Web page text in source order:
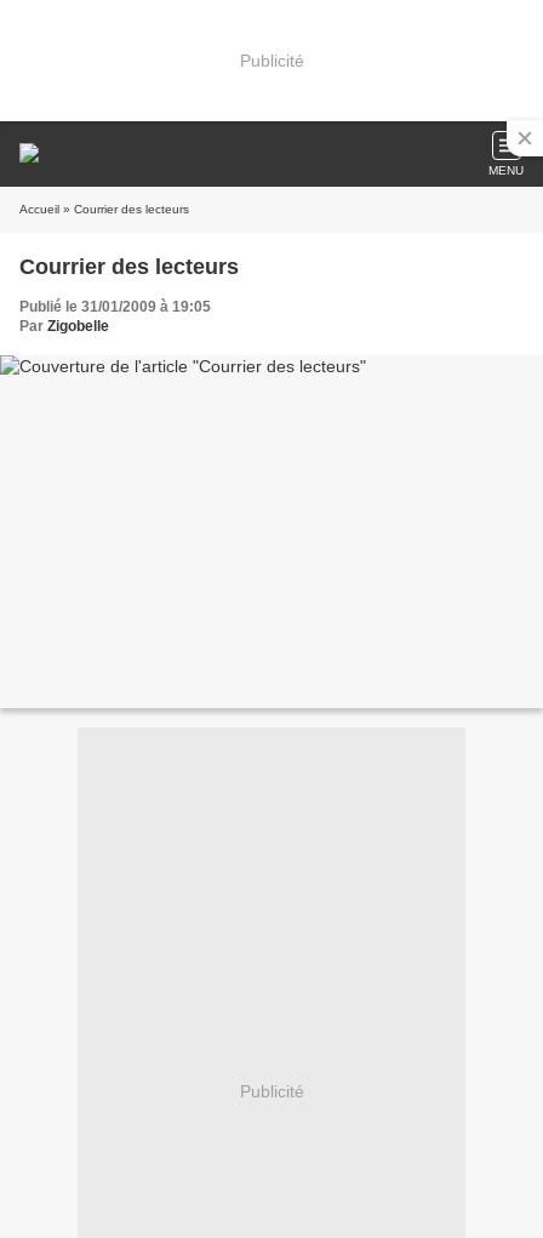
Publicité
MENU
Accueil » Courrier des lecteurs
Courrier des lecteurs
Publié le 31/01/2009 à 19:05
Par Zigobelle
Publicité